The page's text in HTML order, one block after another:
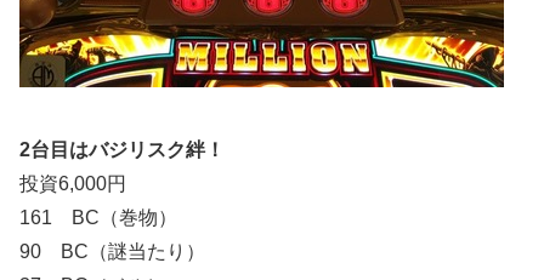
2台目はバジリスク絆！
投資6,000円
161 BC（巻物）
90 BC（謎当たり）